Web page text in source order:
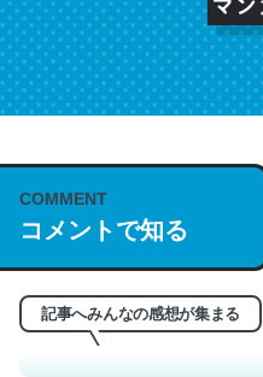
COMMENT
コメントで知る
記事へみんなの感想が集まる
これは名文。彼はとてもク
う。英語少しでも読める人
れ好き。Let’s Fucking
─今のこの状況が信じられるかい